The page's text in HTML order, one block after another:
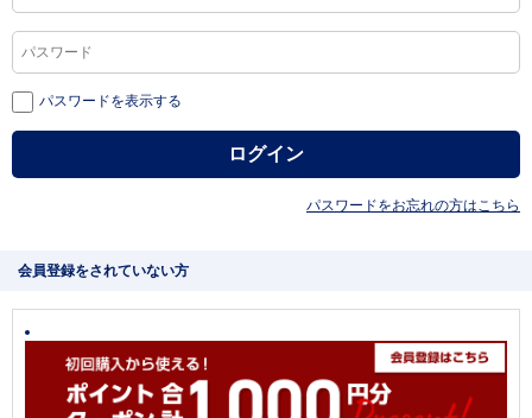
パスワードを表示する
パスワードをお忘れの方はこちら
会員登録をされていない方